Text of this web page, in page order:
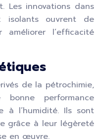
Les innovations dans
isolants ouvrent de
améliorer l’efficacité
de la pétrochimie,
performance
à l’humidité. Ils sont
grâce à leur légèreté
en œuvre.